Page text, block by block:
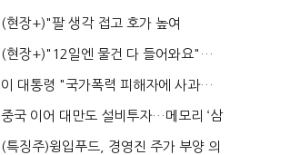
처분' 기준은 ...
(현장+)"팔 생각 접고 호가 높여
요"…'덜 똘똘한 한 채' 20...
(현장+)"12일엔 물건 다 들어와요"…
빈 매대 채우며 문 연 ...
이 대통령 "국가폭력 피해자에 사과…
적극적 조사로 진...
중국 이어 대만도 설비투자…메모리 ‘삼
국전쟁’
(특징주)윙입푸드, 경영진 주가 부양 의